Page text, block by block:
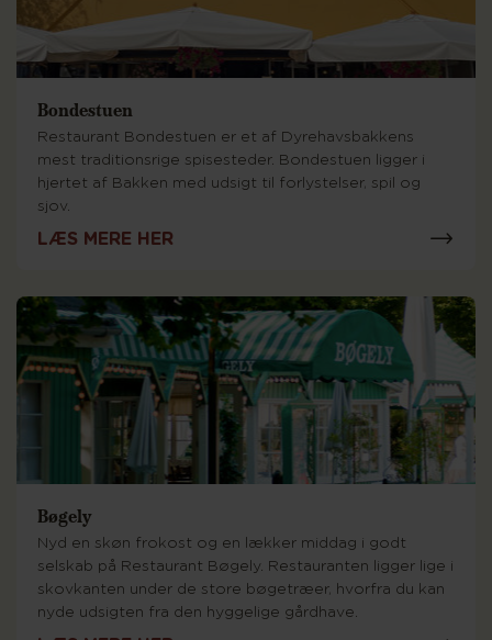
Bondestuen
Restaurant Bondestuen er et af Dyrehavsbakkens
mest traditionsrige spisesteder. Bondestuen ligger i
hjertet af Bakken med udsigt til forlystelser, spil og
sjov.
LÆS MERE HER
Bøgely
Nyd en skøn frokost og en lækker middag i godt
selskab på Restaurant Bøgely. Restauranten ligger lige i
skovkanten under de store bøgetræer, hvorfra du kan
nyde udsigten fra den hyggelige gårdhave.